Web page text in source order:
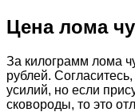
Цена лома
За килограмм лома
рублей.
усилий, но если
сковороды, то это